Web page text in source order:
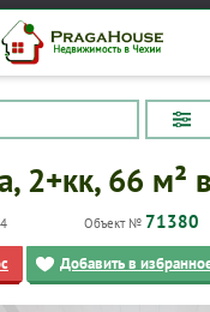
2+кк, 66 м²
Объект № 71380
Добавить в